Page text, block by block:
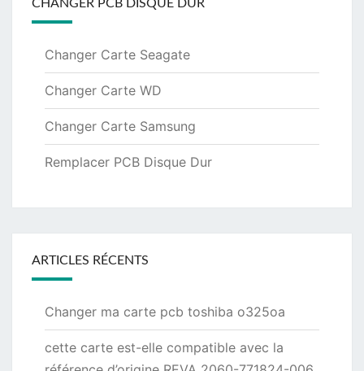
CHANGER PCB DISQUE DUR
Changer Carte Seagate
Changer Carte WD
Changer Carte Samsung
Remplacer PCB Disque Dur
ARTICLES RÉCENTS
Changer ma carte pcb toshiba o325oa
cette carte est-elle compatible avec la